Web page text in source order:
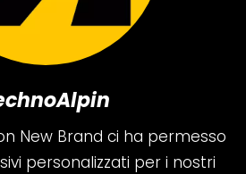
New Brand ci ha permesso
personalizzati per i nostri